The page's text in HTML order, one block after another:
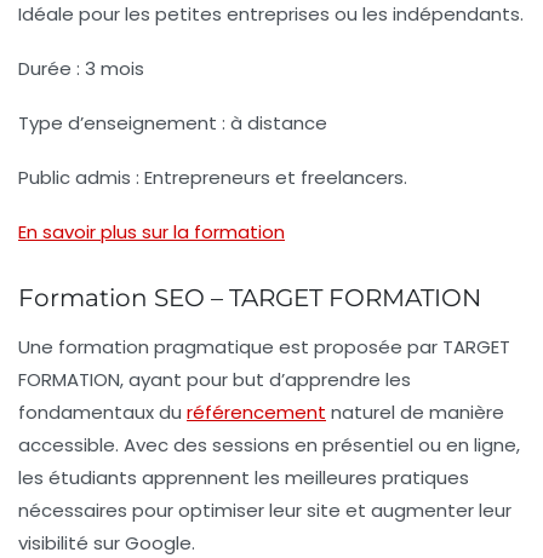
Idéale pour les petites entreprises ou les indépendants.
Durée : 3 mois
Type d’enseignement : à distance
Public admis : Entrepreneurs et freelancers.
En savoir plus sur la formation
Formation SEO – TARGET FORMATION
Une formation pragmatique est proposée par TARGET
FORMATION, ayant pour but d’apprendre les
fondamentaux du référencement naturel de manière
accessible. Avec des sessions en présentiel ou en ligne,
les étudiants apprennent les meilleures pratiques
nécessaires pour optimiser leur site et augmenter leur
visibilité sur Google.